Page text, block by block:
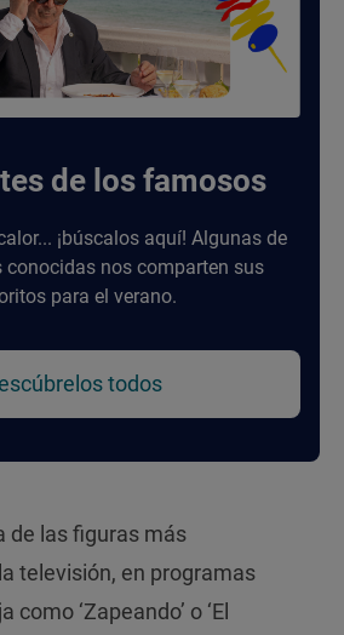
de los famosos
¡búscalos aquí! Algunas de
conocidas nos comparten sus
para el verano.
todos
de las figuras más
televisión, en programas
‘Zapeando’ o ‘El